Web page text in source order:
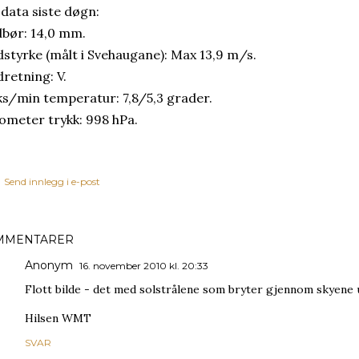
siste døgn:
14,0 mm.
(målt i Svehaugane): Max 13,9 m/s.
V.
min temperatur: 7,8/5,3 grader.
trykk: 998 hPa.
Send innlegg i e-post
Anonym 16. november 2010 kl. 20:33
Flott bilde - det med solstrålene som bryter gjennom skyene
Hilsen WMT
SVAR